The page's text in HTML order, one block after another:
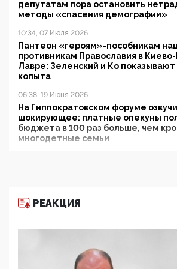
депутатам пора остановить
методы «спасения демографии»
10:34, 07 Июля 2026
Пантеон «героям»-пособникам
противникам Православия в
Лавре: Зеленский и Ко показывают
копыта
06:38, 19 Июня 2026
На Гиппократовском форуме
шокирующее: платные опекуны
бюджета в 100 раз больше, чем
многодетные семьи
11:53, 09 Июня 2026
деятельность ИИТО ЮНЕСКО в
цифроглобалисты продолжают
повестку в образовании
РЕАКЦИЯ